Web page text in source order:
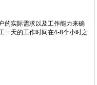
的实际需求以及工作能力来确
一天的工作时间在4-8个小时之